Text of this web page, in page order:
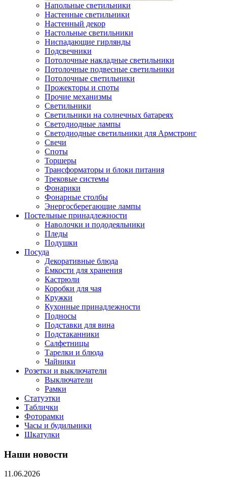
Напольные светильники
Настенные светильники
Настенный декор
Настольные светильники
Ниспадающие гирлянды
Подсвечники
Потолочные накладные светильники
Потолочные подвесные светильники
Потолочные светильники
Прожекторы и споты
Прочие механизмы
Светильники
Светильники на солнечных батареях
Светодиодные лампы
Светодиодные светильники для Армстронг
Свечи
Споты
Торшеры
Трансформаторы и блоки питания
Трековые системы
Фонарики
Фонарные столбы
Энергосберегающие лампы
Постельные принадлежности
Наволочки и пододеяльники
Пледы
Подушки
Посуда
Декоративные блюда
Ёмкости для хранения
Кастрюли
Коробки для чая
Кружки
Кухонные принадлежности
Подносы
Подставки для вина
Подстаканники
Салфетницы
Тарелки и блюда
Чайники
Розетки и выключатели
Выключатели
Рамки
Статуэтки
Таблички
Фоторамки
Часы и будильники
Шкатулки
Наши новости
11.06.2026